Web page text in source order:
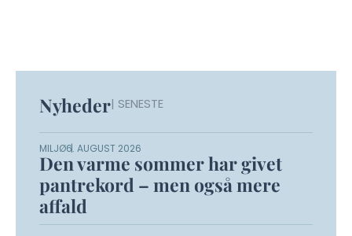
Nyheder| SENESTE
MILJØ6. AUGUST 2026
Den varme sommer har givet
pantrekord – men også mere
affald